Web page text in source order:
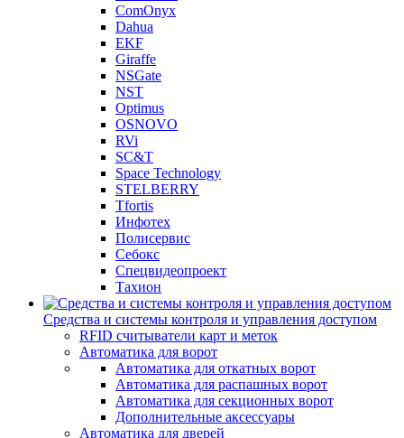
ComOnyx
Dahua
EKF
Giraffe
NSGate
NST
Optimus
OSNOVO
RVi
SC&T
Space Technology
STELBERRY
Tfortis
Инфотех
Полисервис
Себокс
Спецвидеопроект
Тахион
Средства и системы контроля и управления доступом
RFID считыватели карт и меток
Автоматика для ворот
Автоматика для откатных ворот
Автоматика для распашных ворот
Автоматика для секционных ворот
Дополнительные аксессуары
Автоматика для дверей